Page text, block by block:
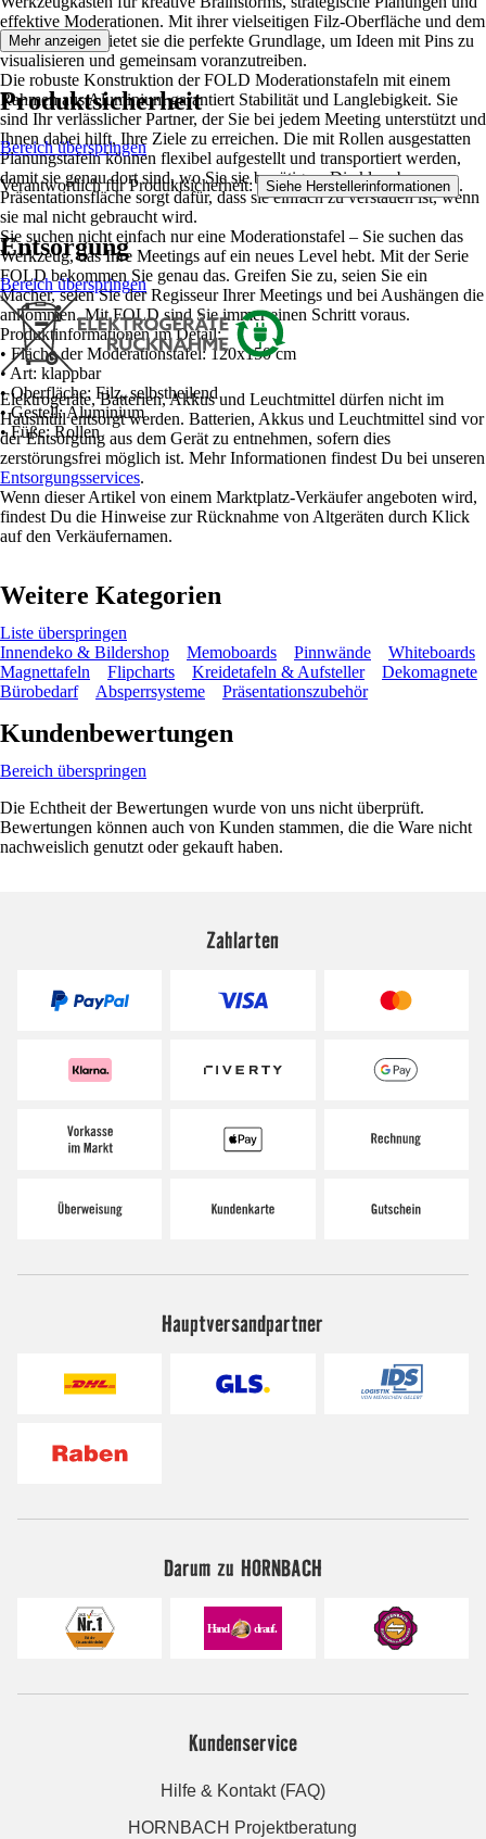
effektive Moderationen. Mit ihrer vielseitigen Filz-Oberfläche und dem
klaren Design bietet sie die perfekte Grundlage, um Ideen mit Pins zu
visualisieren und gemeinsam voranzutreiben.
Die robuste Konstruktion der FOLD Moderationstafeln mit einem
Rahmen aus Aluminium garantiert Stabilität und Langlebigkeit. Sie
sind Ihr verlässlicher Partner, der Sie bei jedem Meeting unterstützt und
Ihnen dabei hilft, Ihre Ziele zu erreichen. Die mit Rollen ausgestatten
Planungstafeln können flexibel aufgestellt und transportiert werden,
damit sie genau dort sind, wo Sie sie benötigen. Die klappbare
Präsentationsfläche sorgt dafür, dass sie einfach zu verstauen ist, wenn
sie mal nicht gebraucht wird.
Sie suchen nicht einfach nur eine Moderationstafel – Sie suchen das
Werkzeug, das Ihre Meetings auf ein neues Level hebt. Mit der Serie
FOLD bekommen Sie genau das. Greifen Sie zu, seien Sie ein
Macher, seien Sie der Regisseur Ihrer Meetings und bei Aushängen die
ankommen. Mit FOLD sind Sie immer einen Schritt voraus.
Produktinformationen im Detail:
• Fläche der Moderationstafel: 120x150 cm
• Art: klappbar
• Oberfläche: Filz, selbstheilend
• Gestell: Aluminium
• Füße: Rollen
Mehr anzeigen
Produktsicherheit
Bereich überspringen
Verantwortlich für Produktsicherheit: Siehe Herstellerinformationen .
Entsorgung
Bereich überspringen
Elektrogeräte, Batterien, Akkus und Leuchtmittel dürfen nicht im
Hausmüll entsorgt werden. Batterien, Akkus und Leuchtmittel sind vor
der Entsorgung aus dem Gerät zu entnehmen, sofern dies
zerstörungsfrei möglich ist. Mehr Informationen findest Du bei unseren
Entsorgungsservices.
Wenn dieser Artikel von einem Marktplatz-Verkäufer angeboten wird,
findest Du die Hinweise zur Rücknahme von Altgeräten durch Klick
auf den Verkäufernamen.
Weitere Kategorien
Liste überspringen
Innendeko & Bildershop
Memoboards Pinnwände
Whiteboards
Magnettafeln
Flipcharts Kreidetafeln & Aufsteller
Dekomagnete
Bürobedarf
Absperrsysteme Präsentationszubehör
Kundenbewertungen
Bereich überspringen
Die Echtheit der Bewertungen wurde von uns nicht überprüft.
Bewertungen können auch von Kunden stammen, die die Ware nicht
nachweislich genutzt oder gekauft haben.
Zahlarten
Hauptversandpartner
Darum zu HORNBACH
Kundenservice
Hilfe & Kontakt (FAQ)
HORNBACH Projektberatung